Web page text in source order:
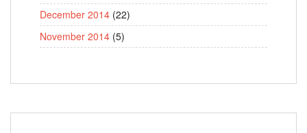
December 2014 (22)
November 2014 (5)